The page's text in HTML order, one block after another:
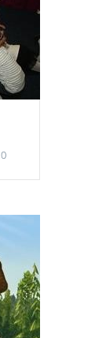
0